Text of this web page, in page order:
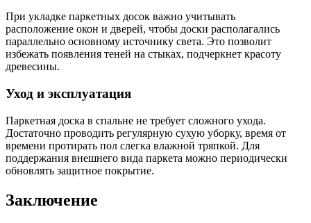
При укладке паркетных досок важно учитывать
расположение окон и дверей, чтобы доски располагались
параллельно основному источнику света. Это позволит
избежать появления теней на стыках, подчеркнет красоту
древесины.
Уход и эксплуатация
Паркетная доска в спальне не требует сложного ухода.
Достаточно проводить регулярную сухую уборку, время от
времени протирать пол слегка влажной тряпкой. Для
поддержания внешнего вида паркета можно периодически
обновлять защитное покрытие.
Заключение